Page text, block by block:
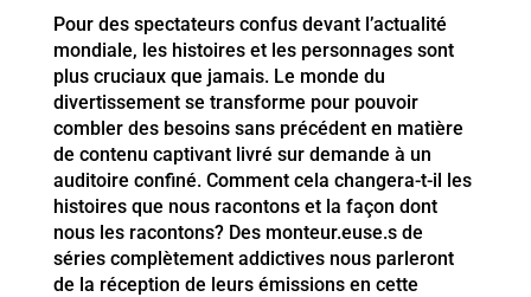
Pour des spectateurs confus devant l’actualité
mondiale, les histoires et les personnages sont
plus cruciaux que jamais. Le monde du
divertissement se transforme pour pouvoir
combler des besoins sans précédent en matière
de contenu captivant livré sur demande à un
auditoire confiné. Comment cela changera-t-il les
histoires que nous racontons et la façon dont
nous les racontons? Des monteur.euse.s de
séries complètement addictives nous parleront
de la réception de leurs émissions en cette